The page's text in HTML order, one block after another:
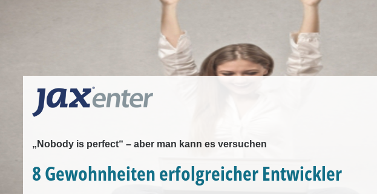
„Nobody is perfect“ – aber man kann es versuchen
8 Gewohnheiten erfolgreicher Entwickler